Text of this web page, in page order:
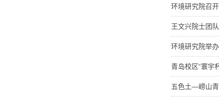
环境研究院召
王文兴院士团
环境研究院举
青岛校区“寰宇
五色土—崂山